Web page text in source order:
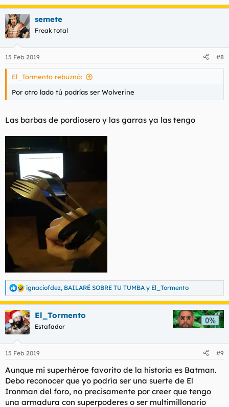
semete
Freak total
15 Feb 2019 #8
El_Tormento rebuznó:
Por otro lado tú podrías ser Wolverine
Las barbas de pordiosero y las garras ya las tengo
R
e
c
c
i
e
:
ignaciofdez, BAILARÉ SOBRE TU TUMBA y El_Tormento
El_Tormento
Estafador
15 Feb 2019 #9
Aunque mi superhéroe favorito de la historia es Batman.
Debo reconocer que yo podría ser una suerte de El
Ironman del foro, no precisamente por creer que tengo
una armadura con superpoderes o ser multimillonario